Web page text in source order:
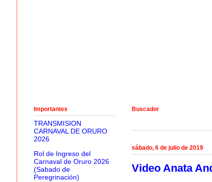
Buscador
sábado, 6 de julio de 2019
Video Anata
Importantes
TRANSMISION
CARNAVAL DE ORURO
2026
Rol de Ingreso del
Carnaval de Oruro 2026
(Sabado de
Peregrinación)